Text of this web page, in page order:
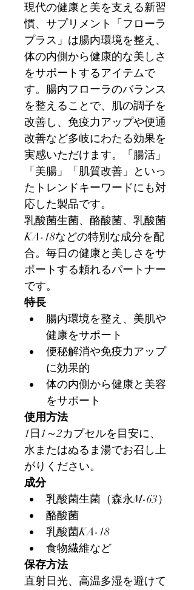
現代の健康と美を支える新習
慣、サプリメント「フローラ
プラス」は腸内環境を整え、
体の内側から健康的な美しさ
をサポートするアイテムで
す。腸内フローラのバランス
を整えることで、肌の調子を
改善し、免疫力アップや便通
改善など多岐にわたる効果を
実感いただけます。「腸活」
「美腸」「肌質改善」といっ
たトレンドキーワードにも対
応した製品です。
乳酸菌生菌、酪酸菌、乳酸菌
KA-18などの特別な成分を配
合。毎日の健康と美しさをサ
ポートする頼れるパートナー
です。
特長
腸内環境を整え、美肌や
健康をサポート
便秘解消や免疫力アップ
に効果的
体の内側から健康と美容
をサポート
使用方法
1日1～2カプセルを目安に、
水またはぬるま湯でお召し上
がりください。
成分
乳酸菌生菌（森永M-63）
酪酸菌
乳酸菌KA-18
食物繊維など
保存方法
直射日光、高温多湿を避けて